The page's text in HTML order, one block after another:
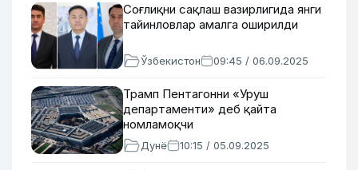
Соғлиқни сақлаш вазирлигида янги
тайинловлар амалга оширилди
Ўзбекистон 09:45 / 06.09.2025
Трамп Пентагонни «Уруш
департаменти» деб қайта
номламоқчи
Дунё 10:15 / 05.09.2025